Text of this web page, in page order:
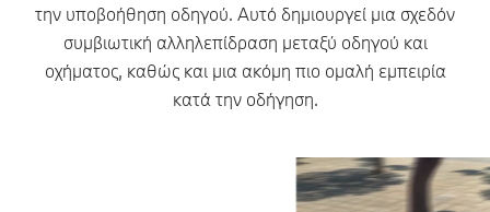
την υποβοήθηση οδηγού. Αυτό δημιουργεί μια σχεδόν
συμβιωτική αλληλεπίδραση μεταξύ οδηγού και
οχήματος, καθώς και μια ακόμη πιο ομαλή εμπειρία
κατά την οδήγηση.